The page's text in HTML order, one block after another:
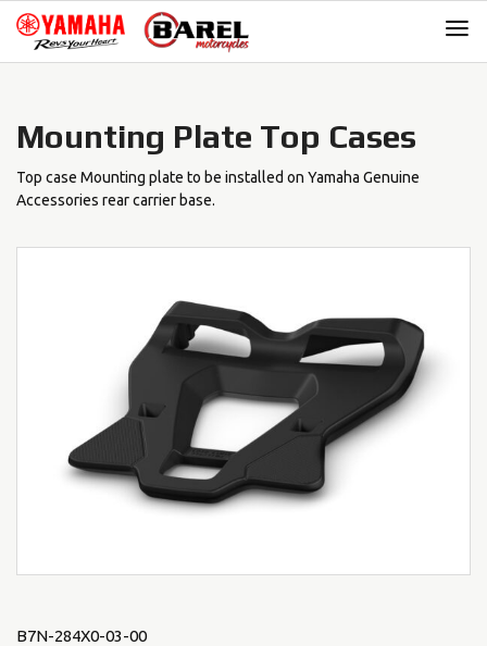
Skip
navigation
Skip
content
Mounting Plate Top Cases
Top case Mounting plate to be installed on Yamaha Genuine
Accessories rear carrier base.
B7N-284X0-03-00